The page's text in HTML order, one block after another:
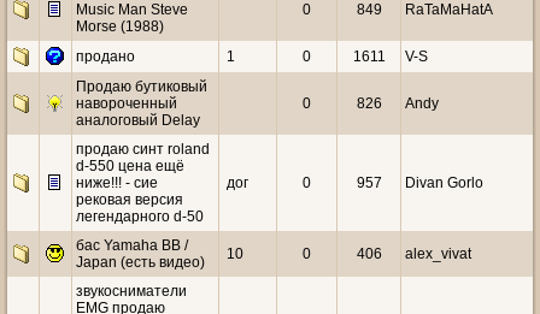
Music Man Steve
Morse (1988)
0 849 RaTaMaHatA
продано 1 0 1611
V-S
Продаю бутиковый
навороченный
аналоговый Delay
0 826 Andy
продаю синт rоlаnd
d-550 цена ещё
ниже!!! - сие
рековая версия
легендарного d-50
дог 0 957 Divan Gorlo
бас Yamaha BB /
Japan (есть видео)
10 0 406 alex_vivat
звукосниматели
EMG продаю